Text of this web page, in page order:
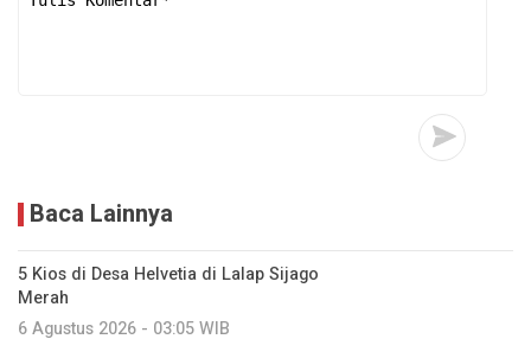
Baca Lainnya
5 Kios di Desa Helvetia di Lalap Sijago
Merah
6 Agustus 2026 - 03:05 WIB